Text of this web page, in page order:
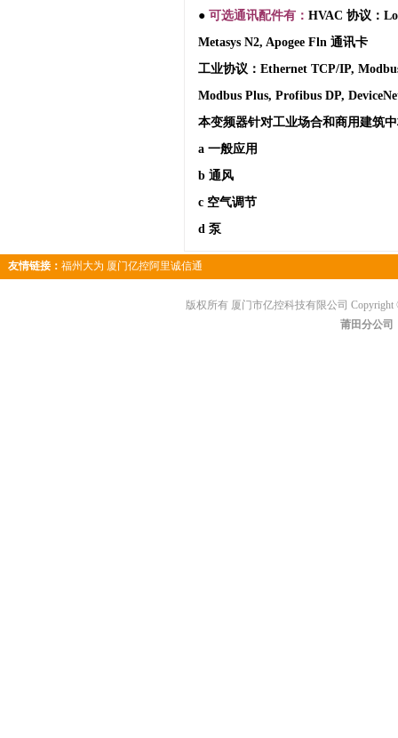
● 可选通讯配件有： HVAC 协议：
Metasys N2, Apogee Fln 通讯卡
工业协议： Ethernet TCP/IP,
Modbus Plus, Profibus DP,
本变频器针对工业场合和商用建筑
a 一般应用
b 通风
c 空气调节
d 泵
友情链接： 福州大为 厦门亿控阿里诚信通
版权所有 厦门市亿控科技有限公司 Copyright
莆田分公司